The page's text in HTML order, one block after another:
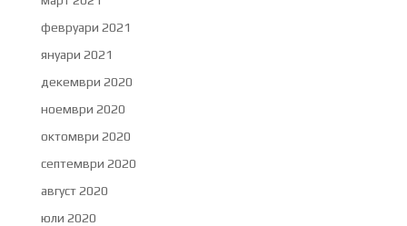
февруари 2021
януари 2021
декември 2020
ноември 2020
октомври 2020
септември 2020
август 2020
юли 2020